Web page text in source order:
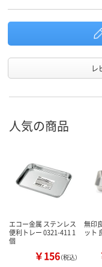
レ
人気の商品
エコー金属 ステンレス
便利トレー 0321-411 1
個
￥156（税込）
無印
ット